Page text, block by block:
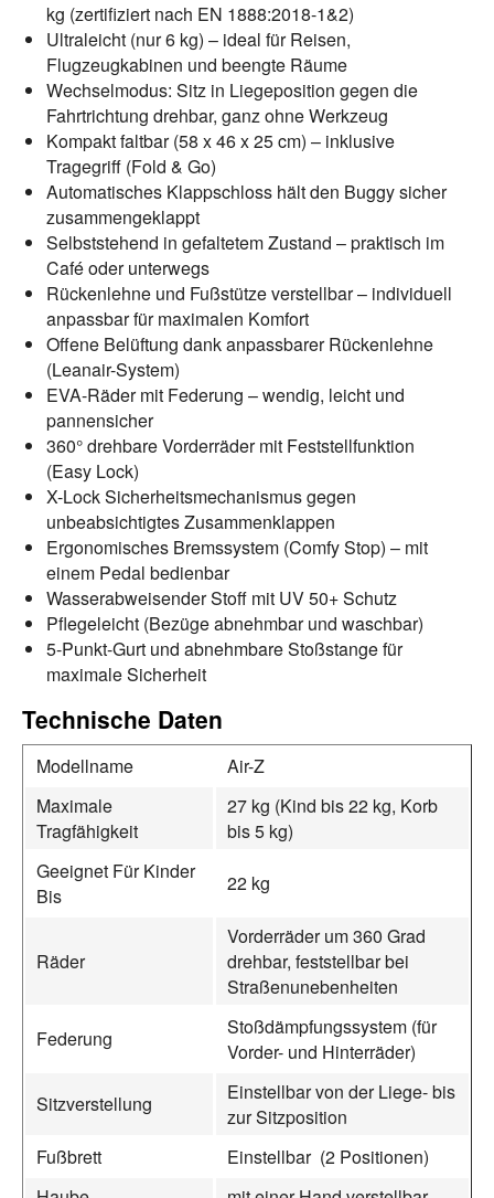
kg (zertifiziert nach EN 1888:2018-1&2)
Ultraleicht (nur 6 kg) – ideal für Reisen,
Flugzeugkabinen und beengte Räume
Wechselmodus: Sitz in Liegeposition gegen die
Fahrtrichtung drehbar, ganz ohne Werkzeug
Kompakt faltbar (58 x 46 x 25 cm) – inklusive
Tragegriff (Fold & Go)
Automatisches Klappschloss hält den Buggy sicher
zusammengeklappt
Selbststehend in gefaltetem Zustand – praktisch im
Café oder unterwegs
Rückenlehne und Fußstütze verstellbar – individuell
anpassbar für maximalen Komfort
Offene Belüftung dank anpassbarer Rückenlehne
(Leanair-System)
EVA-Räder mit Federung – wendig, leicht und
pannensicher
360° drehbare Vorderräder mit Feststellfunktion
(Easy Lock)
X-Lock Sicherheitsmechanismus gegen
unbeabsichtigtes Zusammenklappen
Ergonomisches Bremssystem (Comfy Stop) – mit
einem Pedal bedienbar
Wasserabweisender Stoff mit UV 50+ Schutz
Pflegeleicht (Bezüge abnehmbar und waschbar)
5-Punkt-Gurt und abnehmbare Stoßstange für
maximale Sicherheit
Technische Daten
Modellname
Air-Z
Maximale
Tragfähigkeit
27 kg (Kind bis 22 kg, Korb
bis 5 kg)
Geeignet Für Kinder
Bis
22 kg
Räder
Vorderräder um 360 Grad
drehbar, feststellbar bei
Straßenunebenheiten
Federung
Stoßdämpfungssystem (für
Vorder- und Hinterräder)
Sitzverstellung
Einstellbar von der Liege- bis
zur Sitzposition
Fußbrett
Einstellbar (2 Positionen)